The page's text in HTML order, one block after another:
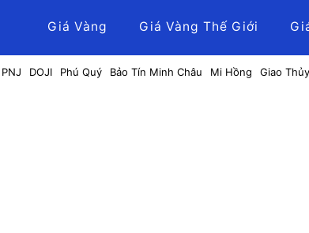
Giá Vàng Giá Vàng Thế Giới
PNJ DOJI Phú Quý Bảo Tín Minh Châu Mi Hồng Giao Thủy